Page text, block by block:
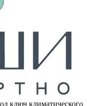
ключ климатического